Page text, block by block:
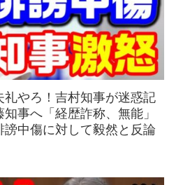
礼やろ！吉村知事が迷惑記
事へ「経歴詐称、無能」
中傷に対して毅然と反論